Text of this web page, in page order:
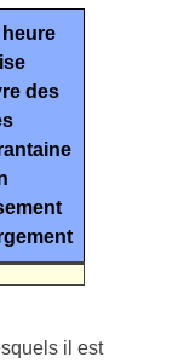
heure
des
il est